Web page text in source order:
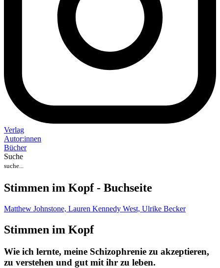
Verlag
Autor:innen
Bücher
Suche
Stimmen im Kopf - Buchseite
Matthew Johnstone, Lauren Kennedy West, Ulrike Becker
Stimmen im Kopf
Wie ich lernte, meine Schizophrenie zu akzeptieren,
zu verstehen und gut mit ihr zu leben.